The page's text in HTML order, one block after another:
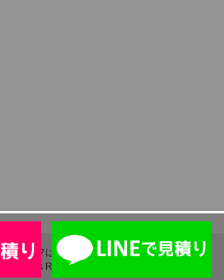
トライフは伊奈町、上尾市、蓮田市で大人気
All Rights Reserved.